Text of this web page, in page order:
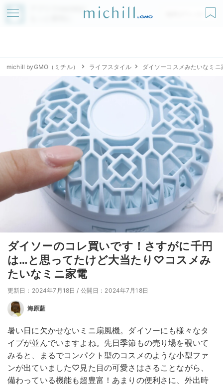
アプリでmichillが
無料ダウンロード
michill byGMO（ミチル） ライフスタイル ダイソーコスメみたいなミニ
ダイソーのコレ買いです！さすがに千円
は…と思ってたけど大当たり♡コスメみ
たいなミニ家電
更新日：2024年7月18日 / 公開日：2024年7月18日
海原藍
暑い日に欠かせないミニ扇風機。ダイソーにも様々なタ
イプが並んでいますよね。先日季節もの売り場を覗いて
みると、まるでコンパクト型のコスメのような小型ファ
ンが出ていました♡見た目の可愛さはさることながら、
備わっている機能も超豊富！あまりの便利さに、外出時